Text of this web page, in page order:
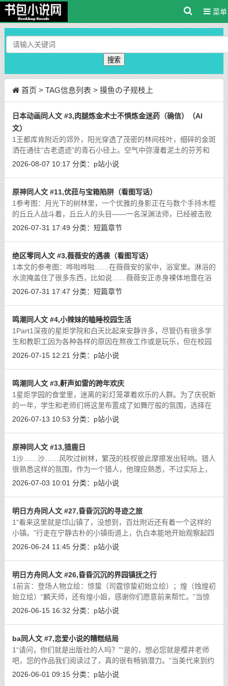
菜单
搜索
首页 > TAG信息列表 > 摸鱼の子规枝上
日本动画同人文 #3,肉腿炼金术士不惧炼金迷药（确信）（AI
文）
1王都库肯附近的郊外，阳光穿透了茂密的林间枝叶，细碎的金斑
洒在通往“古老遗迹”的青石小径上。空气中弥漫着泥土的芬芳和
草木的清香，这是一个再适合冒险不过的晴朗日子。走在队伍最
2026-08-07 10:17 分类： p站小说
原神同人文 #11,优菈与宝箱陷阱（看图写话）
1参考图：月光下的树林里，一个优雅的身影正在与数个手持木棍
的丘丘人战斗着，丘丘人的头目——一名深渊法师，已经被击败
了倒在一旁。少女挥舞着手中的大剑，仿佛感受不到大剑的重量
2026-07-31 17:49 分类： 短篇章节
绝区零同人文 #3,薇薇安的遇袭（看图写话）
1本文的参考图： 哗啦哗啦……在薇薇安的家中，浴室里。淋浴的
水流掩盖住了很多东西，比如说……薇薇安正赤身裸体地靠在浴
室的墙壁上，她的手指伸入了自己的两腿之间，在自己的私密部
2026-07-31 17:47 分类： 短篇章节
鸣潮同人文 #4,小辣妹的瞌睡校园生活
1Part1深夜的星炬学院和白天比起来安静许多，尽管仍有很多学
生和教职工因为各种各样的原因在熬夜工作或是玩乐，但在校园
里几乎是见不到人影了……然而，一个穿着学生制服的身影鬼鬼
2026-07-15 12:21 分类： p站小说
鸣潮同人文 #3,鼾声如雷的跨年欢庆
1星炬学园的食堂里，迷离的彩灯笼罩着欢乐的人群。为了庆祝新
的一年，学生和老师们将这里布置成了如舞厅般的氛围，选择在
此处进行跨年派对……无论在索拉里斯的何处，人们都会不约而
2026-07-13 10:53 分类： p站小说
原神同人文 #13,猎鹿日
1沙……沙……风吹过树林，繁茂的枝杈彼此摩擦发出轻响。猎人
很熟悉这样的氛围，作为一个猎人，他理应熟悉，不过实际上，
他并不是经常在树林甚至是野外狩猎。村庄里、城市里，都有上
2026-07-03 10:01 分类： p站小说
明日方舟同人文 #27,昏昏沉沉的寻迹之旅
1“看来这里就是邙山镇了，没想到，百灶附近还有着一个这样的
小镇。”行走在宁静古朴的小镇街道上，仇白本能地开始观察起四
周的环境……此时接近黄昏时分，镇子里没什么人还在外面活动
2026-06-24 11:45 分类： p站小说
明日方舟同人文 #26,昏昏沉沉的界园镇抚之行
1前言：登场人物立绘：惊蛰（司霆惊蛰初始立绘）；煌（烛煌初
始立绘）“麟天师，还有煌小姐，感谢你们愿意前来帮忙。”当惊
蛰带着煌来到界园入口时，易已经在等着她们了。早些时候，惊
2026-06-15 16:32 分类： p站小说
ba同人文 #7,恋爱小说的糟糕结局
1“请问，你们就是出版社的人吗？”“是的，想必您就是樱井老师
吧，您的作品我们阅读过了，真的很有畅销潜力。”当美代来到约
定好的见面地点时，她看见一辆黑色轿车停靠在路边，还有一个
2026-06-01 09:15 分类： p站小说